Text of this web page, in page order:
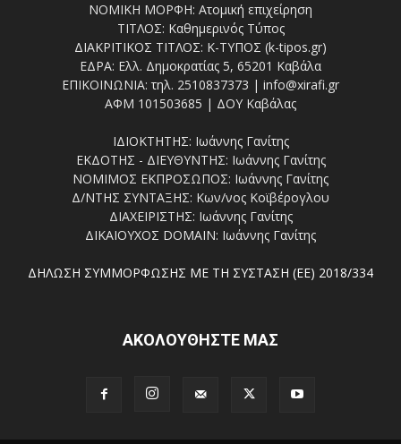
ΝΟΜΙΚΗ ΜΟΡΦΗ: Ατομική επιχείρηση
ΤΙΤΛΟΣ: Καθημερινός Τύπος
ΔΙΑΚΡΙΤΙΚΟΣ ΤΙΤΛΟΣ: Κ-ΤΥΠΟΣ (k-tipos.gr)
ΕΔΡΑ: Ελλ. Δημοκρατίας 5, 65201 Καβάλα
ΕΠΙΚΟΙΝΩΝΙΑ: τηλ. 2510837373 | info@xirafi.gr
ΑΦΜ 101503685 | ΔΟΥ Καβάλας
ΙΔΙΟΚΤΗΤΗΣ: Ιωάννης Γανίτης
ΕΚΔΟΤΗΣ - ΔΙΕΥΘΥΝΤΗΣ: Ιωάννης Γανίτης
ΝΟΜΙΜΟΣ ΕΚΠΡΟΣΩΠΟΣ: Ιωάννης Γανίτης
Δ/ΝΤΗΣ ΣΥΝΤΑΞΗΣ: Κων/νος Κοϊβέρογλου
ΔΙΑΧΕΙΡΙΣΤΗΣ: Ιωάννης Γανίτης
ΔΙΚΑΙΟΥΧΟΣ DOMAIN: Ιωάννης Γανίτης
ΔΗΛΩΣΗ ΣΥΜΜΟΡΦΩΣΗΣ ΜΕ ΤΗ ΣΥΣΤΑΣΗ (ΕΕ) 2018/334
ΑΚΟΛΟΥΘΗΣΤΕ ΜΑΣ